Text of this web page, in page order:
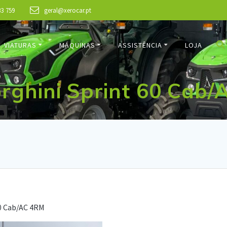
759 geral@xerocar.pt
VIATURAS MÁQUINAS ASSISTÊNCIA LOJA
Sprint 60 Cab/
AC 4RM